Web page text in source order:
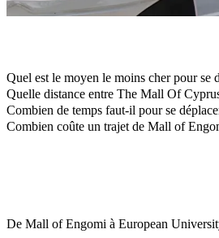
Télécharger l'appli Bolt
Quel est le moyen le moins cher pour
La façon la plus abordable de se
Quelle distance entre The Mall Of
The Mall Of Cyprus est à environ 8,6
Combien de temps faut-il pour se
Il faut environ 13 min pour se déplacer
Combien coûte un trajet de Mall of
De Mall of Engomi à European